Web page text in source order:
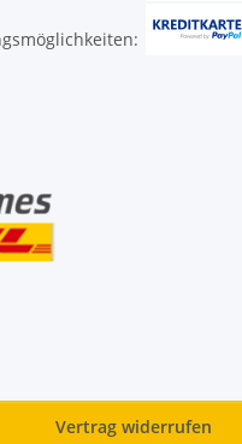
Vertrag widerrufen